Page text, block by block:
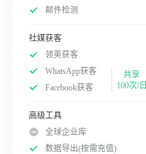
邮件检测
社媒获客
领英获客
WhatsApp获客
Facebook获客
共享
100次/日
高级工具
全球企业库
数据导出(按需充值)